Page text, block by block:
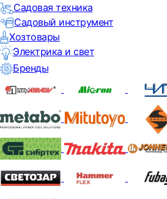
Садовая техника
Садовый инструмент
Хозтовары
Электрика и свет
Бренды